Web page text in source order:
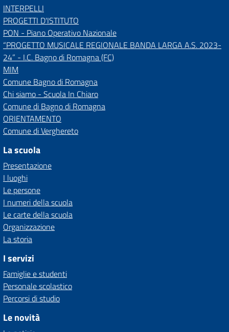
INTERPELLI
PROGETTI D'ISTITUTO
PON - Piano Operativo Nazionale
“PROGETTO MUSICALE REGIONALE BANDA LARGA A.S. 2023-
24” - I.C. Bagno di Romagna (FC)
MIM
Comune Bagno di Romagna
Chi siamo - Scuola In Chiaro
Comune di Bagno di Romagna
ORIENTAMENTO
Comune di Verghereto
La scuola
Presentazione
I luoghi
Le persone
I numeri della scuola
Le carte della scuola
Organizzazione
La storia
I servizi
Famiglie e studenti
Personale scolastico
Percorsi di studio
Le novità